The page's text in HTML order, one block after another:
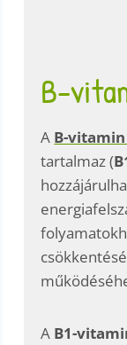
B-
A B-
tartalmaz (
A B1-